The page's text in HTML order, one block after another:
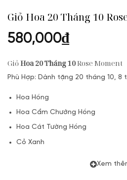
Giỏ Hoa 20 Tháng 10
580,000₫
GiỏHoa 20 Tháng 10 Rose Moment
Phù Hợp: Dành tặng 20 tháng 10, 8
Hoa Hồng
Hoa Cẩm Chướng Hồng
Hoa Cát Tường Hồng
Cỏ Xanh
(*) Do hoa tươi trong ngày lễ tăng
Xem